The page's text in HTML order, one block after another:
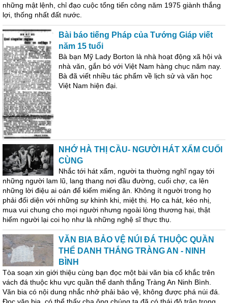
những mật lệnh, chỉ đạo cuộc tổng tiến công năm 1975 giành thắng
lợi, thống nhất đất nước.
Bài báo tiếng Pháp của Tướng Giáp viết
năm 15 tuổi
Bà bạn Mỹ Lady Borton là nhà hoạt động xã hội và
nhà văn, gắn bó với Việt Nam hàng chục năm nay.
Bà đã viết nhiều tác phẩm về lịch sử và văn học
Việt Nam hiện đại.
NHỚ HÀ THỊ CẦU- NGƯỜI HÁT XẨM CUỐI
CÙNG
Nhắc tới hát xẩm, người ta thường nghĩ ngay tới
những người lam lũ, lang thang nơi đầu đường, cuối chợ, ca lên
những lời điệu ai oán để kiếm miếng ăn. Không ít người trong họ
phải đối diện với những sự khinh khi, miệt thị. Họ ca hát, kéo nhị,
mua vui chung cho mọi người nhưng ngoài lòng thương hại, thật
hiếm người lại coi họ như là những nghệ sĩ thực thụ.
VĂN BIA BẢO VỆ NÚI ĐÁ THUỘC QUẦN
THỂ DANH THẮNG TRÀNG AN - NINH
BÌNH
Tòa soạn xin giới thiệu cùng bạn đọc một bài văn bia cổ khắc trên
vách đá thuộc khu vực quần thể danh thắng Tràng An Ninh Bình.
Văn bia có nội dung nhắc nhở phải bảo vệ, không được phá núi đá.